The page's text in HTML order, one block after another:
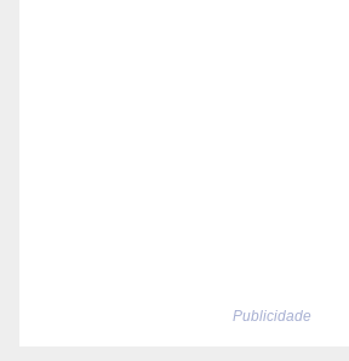
Publicidade